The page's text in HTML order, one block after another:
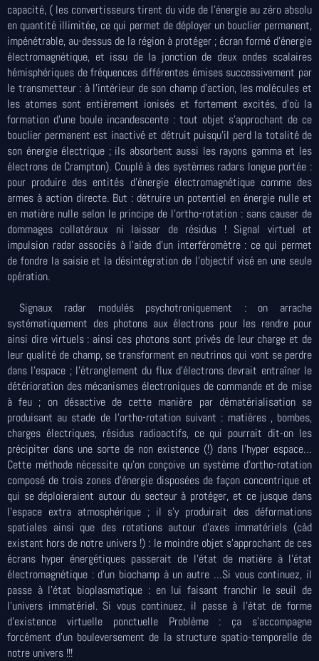
capacité, ( les convertisseurs tirent du vide de l’énergie au zéro absolu
en quantité illimitée, ce qui permet de déployer un bouclier permanent,
impénétrable, au-dessus de la région à protéger ; écran formé d’énergie
électromagnétique, et issu de la jonction de deux ondes scalaires
hémisphériques de fréquences différentes émises successivement par
le transmetteur : à l’intérieur de son champ d’action, les molécules et
les atomes sont entièrement ionisés et fortement excités, d’où la
formation d’une boule incandescente : tout objet s’approchant de ce
bouclier permanent est inactivé et détruit puisqu’il perd la totalité de
son énergie électrique ; ils absorbent aussi les rayons gamma et les
électrons de Crampton). Couplé à des systèmes radars longue portée :
pour produire des entités d’énergie électromagnétique comme des
armes à action directe. But : détruire un potentiel en énergie nulle et
en matière nulle selon le principe de l’ortho-rotation : sans causer de
dommages collatéraux ni laisser de résidus ! Signal virtuel et
impulsion radar associés à l’aide d’un interféromètre : ce qui permet
de fondre la saisie et la désintégration de l’objectif visé en une seule
opération.
Signaux radar modulés psychotroniquement : on arrache
systématiquement des photons aux électrons pour les rendre pour
ainsi dire virtuels : ainsi ces photons sont privés de leur charge et de
leur qualité de champ, se transforment en neutrinos qui vont se perdre
dans l’espace ; l’étranglement du flux d’électrons devrait entraîner le
détérioration des mécanismes électroniques de commande et de mise
à feu ; on désactive de cette manière par dématérialisation se
produisant au stade de l’ortho-rotation suivant : matières , bombes,
charges électriques, résidus radioactifs, ce qui pourrait dit-on les
précipiter dans une sorte de non existence (!) dans l’hyper espace…
Cette méthode nécessite qu’on conçoive un système d’ortho-rotation
composé de trois zones d’énergie disposées de façon concentrique et
qui se déploieraient autour du secteur à protéger, et ce jusque dans
l’espace extra atmosphérique ; il s’y produirait des déformations
spatiales ainsi que des rotations autour d’axes immatériels (càd
existant hors de notre univers !) : le moindre objet s’approchant de ces
écrans hyper énergétiques passerait de l’état de matière à l’état
électromagnétique : d’un biochamp à un autre …Si vous continuez, il
passe à l’état bioplasmatique : en lui faisant franchir le seuil de
l’univers immatériel. Si vous continuez, il passe à l’état de forme
d’existence virtuelle ponctuelle Problème : ça s’accompagne
forcément d’un bouleversement de la structure spatio-temporelle de
notre univers !!!